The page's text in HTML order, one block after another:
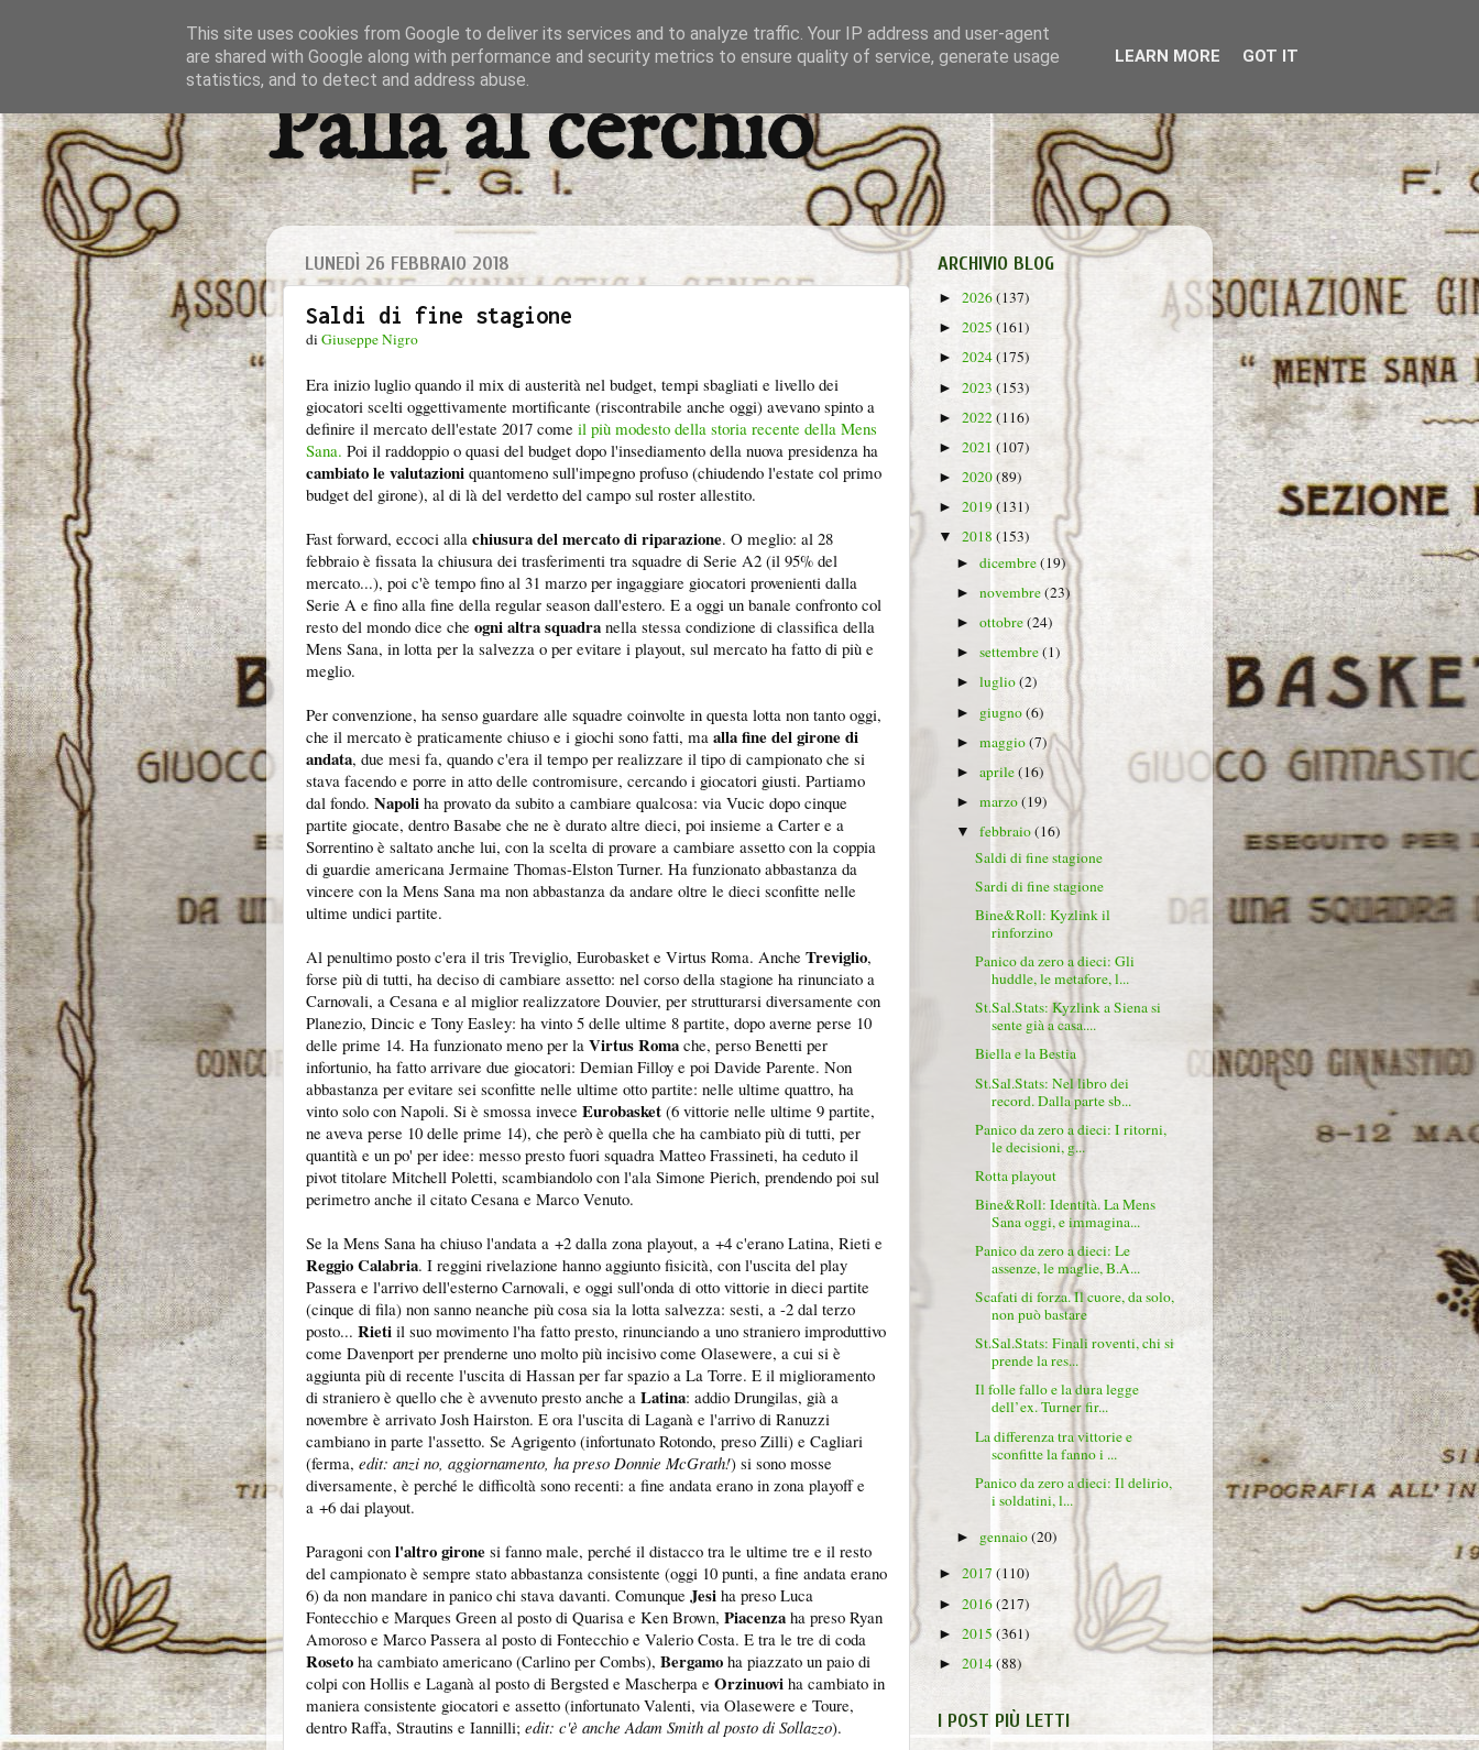
Palla al cerchio
LUNEDÌ 26 FEBBRAIO 2018
Saldi di fine stagione
diGiuseppe Nigro
Era inizio luglio quando il mix di austerità nel budget, tempi sbagliati e livello dei
giocatori scelti oggettivamente mortificante (riscontrabile anche oggi) avevano spinto a
definire il mercato dell'estate 2017 come il più modesto della storia recente della Mens
Sana. Poi il raddoppio o quasi del budget dopo l'insediamento della nuova presidenza ha
cambiato le valutazioni quantomeno sull'impegno profuso (chiudendo l'estate col primo
budget del girone), al di là del verdetto del campo sul roster allestito.
Fast forward, eccoci alla chiusura del mercato di riparazione. O meglio: al 28
febbraio è fissata la chiusura dei trasferimenti tra squadre di Serie A2 (il 95% del
mercato...), poi c'è tempo fino al 31 marzo per ingaggiare giocatori provenienti dalla
Serie A e fino alla fine della regular season dall'estero. E a oggi un banale confronto col
resto del mondo dice che ogni altra squadra nella stessa condizione di classifica della
Mens Sana, in lotta per la salvezza o per evitare i playout, sul mercato ha fatto di più e
meglio.
Per convenzione, ha senso guardare alle squadre coinvolte in questa lotta non tanto oggi,
che il mercato è praticamente chiuso e i giochi sono fatti, ma alla fine del girone di
andata, due mesi fa, quando c'era il tempo per realizzare il tipo di campionato che si
stava facendo e porre in atto delle contromisure, cercando i giocatori giusti. Partiamo
dal fondo. Napoli ha provato da subito a cambiare qualcosa: via Vucic dopo cinque
partite giocate, dentro Basabe che ne è durato altre dieci, poi insieme a Carter e a
Sorrentino è saltato anche lui, con la scelta di provare a cambiare assetto con la coppia
di guardie americana Jermaine Thomas-Elston Turner. Ha funzionato abbastanza da
vincere con la Mens Sana ma non abbastanza da andare oltre le dieci sconfitte nelle
ultime undici partite.
Al penultimo posto c'era il tris Treviglio, Eurobasket e Virtus Roma. Anche Treviglio,
forse più di tutti, ha deciso di cambiare assetto: nel corso della stagione ha rinunciato a
Carnovali, a Cesana e al miglior realizzatore Douvier, per strutturarsi diversamente con
Planezio, Dincic e Tony Easley: ha vinto 5 delle ultime 8 partite, dopo averne perse 10
delle prime 14. Ha funzionato meno per la Virtus Roma che, perso Benetti per
infortunio, ha fatto arrivare due giocatori: Demian Filloy e poi Davide Parente. Non
abbastanza per evitare sei sconfitte nelle ultime otto partite: nelle ultime quattro, ha
vinto solo con Napoli. Si è smossa invece Eurobasket (6 vittorie nelle ultime 9 partite,
ne aveva perse 10 delle prime 14), che però è quella che ha cambiato più di tutti, per
quantità e un po' per idee: messo presto fuori squadra Matteo Frassineti, ha ceduto il
pivot titolare Mitchell Poletti, scambiandolo con l'ala Simone Pierich, prendendo poi sul
perimetro anche il citato Cesana e Marco Venuto.
Se la Mens Sana ha chiuso l'andata a +2 dalla zona playout, a +4 c'erano Latina, Rieti e
Reggio Calabria. I reggini rivelazione hanno aggiunto fisicità, con l'uscita del play
Passera e l'arrivo dell'esterno Carnovali, e oggi sull'onda di otto vittorie in dieci partite
(cinque di fila) non sanno neanche più cosa sia la lotta salvezza: sesti, a -2 dal terzo
posto... Rieti il suo movimento l'ha fatto presto, rinunciando a uno straniero improduttivo
come Davenport per prenderne uno molto più incisivo come Olasewere, a cui si è
aggiunta più di recente l'uscita di Hassan per far spazio a La Torre. E il miglioramento
di straniero è quello che è avvenuto presto anche a Latina: addio Drungilas, già a
novembre è arrivato Josh Hairston. E ora l'uscita di Laganà e l'arrivo di Ranuzzi
cambiano in parte l'assetto. Se Agrigento (infortunato Rotondo, preso Zilli) e Cagliari
(ferma, edit: anzi no, aggiornamento, ha preso Donnie McGrath!) si sono mosse
diversamente, è perché le difficoltà sono recenti: a fine andata erano in zona playoff e
a +6 dai playout.
Paragoni con l'altro girone si fanno male, perché il distacco tra le ultime tre e il resto
del campionato è sempre stato abbastanza consistente (oggi 10 punti, a fine andata erano
6) da non mandare in panico chi stava davanti. Comunque Jesi ha preso Luca
Fontecchio e Marques Green al posto di Quarisa e Ken Brown, Piacenza ha preso Ryan
Amoroso e Marco Passera al posto di Fontecchio e Valerio Costa. E tra le tre di coda
Roseto ha cambiato americano (Carlino per Combs), Bergamo ha piazzato un paio di
colpi con Hollis e Laganà al posto di Bergsted e Mascherpa e Orzinuovi ha cambiato in
maniera consistente giocatori e assetto (infortunato Valenti, via Olasewere e Toure,
dentro Raffa, Strautins e Iannilli; edit: c'è anche Adam Smith al posto di Sollazzo).
ARCHIVIO BLOG
► 2026(137)
► 2025 (161)
► 2024(175)
► 2023 (153)
► 2022(116)
► 2021 (107)
► 2020(89)
► 2019(131)
▼ 2018 (153)
►dicembre(19)
►novembre(23)
►ottobre(24)
►settembre(1)
►luglio(2)
► giugno(6)
►maggio(7)
►aprile(16)
►marzo(19)
▼febbraio(16)
Saldi di fine stagione
Sardi di fine stagione
Bine&Roll: Kyzlink il
rinforzino
Panico da zero a dieci: Gli
huddle, le metafore, l...
St.Sal.Stats: Kyzlink a Siena si
sente già a casa....
Biella e la Bestia
St.Sal.Stats: Nel libro dei
record. Dalla parte sb...
Panico da zero a dieci: I ritorni,
le decisioni, g...
Rotta playout
Bine&Roll: Identità. La Mens
Sana oggi, e immagina...
Panico da zero a dieci: Le
assenze, le maglie, B.A...
Scafati di forza. Il cuore, da solo,
non può bastare
St.Sal.Stats: Finali roventi, chi si
prende la res...
Il folle fallo e la dura legge
dell’ex. Turner fir...
La differenza tra vittorie e
sconfitte la fanno i ...
Panico da zero a dieci: Il delirio,
i soldatini, l...
► gennaio(20)
► 2017 (110)
► 2016(217)
► 2015 (361)
► 2014(88)
I POST PIÙ LETTI
This site uses cookies from Google to deliver its services and to analyze traffic. Your IP address and user-agent
are shared with Google along with performance and security metrics to ensure quality of service, generate usage
statistics, and to detect and address abuse.
LEARN MORE GOT IT